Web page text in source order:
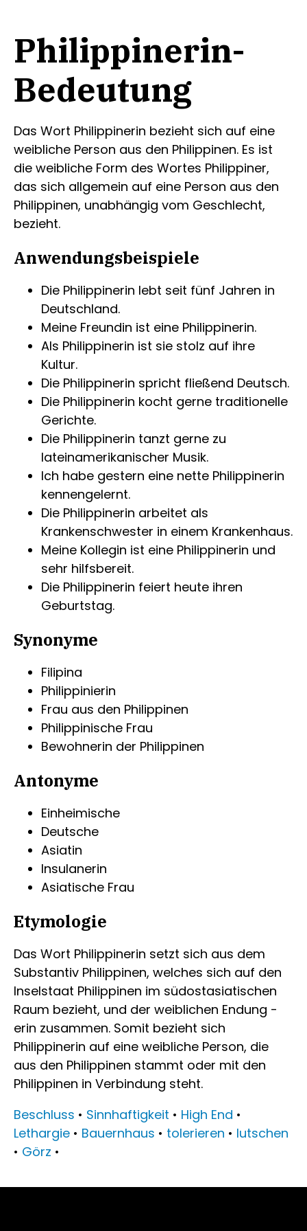
Philippinerin-
Bedeutung
Das Wort Philippinerin bezieht sich auf eine
weibliche Person aus den Philippinen. Es ist
die weibliche Form des Wortes Philippiner,
das sich allgemein auf eine Person aus den
Philippinen, unabhängig vom Geschlecht,
bezieht.
Anwendungsbeispiele
Die Philippinerin lebt seit fünf Jahren in
Deutschland.
Meine Freundin ist eine Philippinerin.
Als Philippinerin ist sie stolz auf ihre
Kultur.
Die Philippinerin spricht fließend Deutsch.
Die Philippinerin kocht gerne traditionelle
Gerichte.
Die Philippinerin tanzt gerne zu
lateinamerikanischer Musik.
Ich habe gestern eine nette Philippinerin
kennengelernt.
Die Philippinerin arbeitet als
Krankenschwester in einem Krankenhaus.
Meine Kollegin ist eine Philippinerin und
sehr hilfsbereit.
Die Philippinerin feiert heute ihren
Geburtstag.
Synonyme
Filipina
Philippinierin
Frau aus den Philippinen
Philippinische Frau
Bewohnerin der Philippinen
Antonyme
Einheimische
Deutsche
Asiatin
Insulanerin
Asiatische Frau
Etymologie
Das Wort Philippinerin setzt sich aus dem
Substantiv Philippinen, welches sich auf den
Inselstaat Philippinen im südostasiatischen
Raum bezieht, und der weiblichen Endung -
erin zusammen. Somit bezieht sich
Philippinerin auf eine weibliche Person, die
aus den Philippinen stammt oder mit den
Philippinen in Verbindung steht.
Beschluss • Sinnhaftigkeit • High End •
Lethargie • Bauernhaus • tolerieren • lutschen
• Görz •